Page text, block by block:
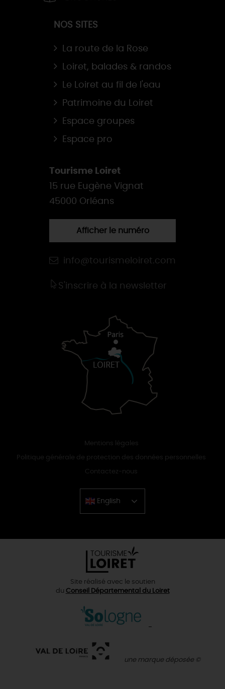
NOS SITES
La route de la Rose
Loiret, balades & randos
Le Loiret au fil de l'eau
Patrimoine du Loiret
Espace groupes
Espace pro
Tourisme Loiret
15 rue Eugène Vignat
45000 Orléans
Afficher le numéro
info@tourismeloiret.com
S'inscrire à la newsletter
Mentions légales
Politique générale de protection des données personnelles
Contactez-nous
English
Chinese
Site réalisé avec le soutien
du Conseil Départemental du Loiret
une marque déposée ©